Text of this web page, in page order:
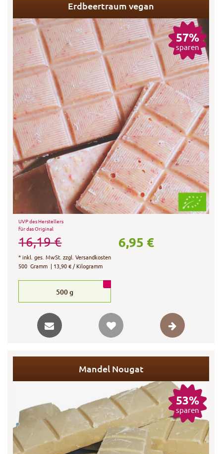
Erdbeertraum vegan
57%
sparen
UVP des Herstellers
für das Original
16,19 € 6,95 €
*inkl. ges. MwSt. zzgl.Versandkosten
500 Gramm | 13,90 € / Kilogramm
500g
Mandel Nougat
53%
sparen